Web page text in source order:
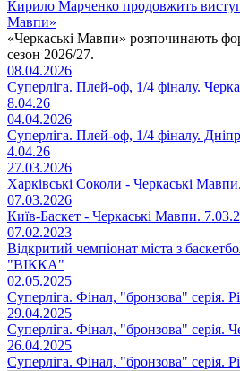
Кирило Марченко продовжить
Мавпи»
«Черкаські Мавпи» розпочинають
сезон 2026/27.
08.04.2026
Суперліга. Плей-оф, 1/4 фіналу.
8.04.26
04.04.2026
Суперліга. Плей-оф, 1/4 фіналу.
4.04.26
27.03.2026
Харківські Соколи - Черкаські
07.03.2026
Київ-Баскет - Черкаські Мавпи.
07.02.2023
Відкритий чемпіонат міста з
"ВІККА"
02.05.2025
Суперліга. Фінал, "бронзова" серія.
29.04.2025
Суперліга. Фінал, "бронзова" серія.
26.04.2025
Суперліга. Фінал, "бронзова" серія.